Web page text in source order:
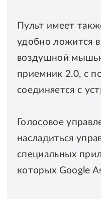
Пульт имеет
удобно ложится
воздушной
приемник 2.0, с
соединяется с
Голосовое
насладиться
специальных
которых Google